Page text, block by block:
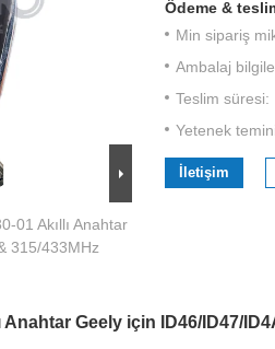
01 Akıllı Anahtar
315/433MHz
Ödeme &
Min sipariş
Ambalaj
Teslim süresi:
Yetenek
İletişim
Anahtar Geely için ID46/ID47/